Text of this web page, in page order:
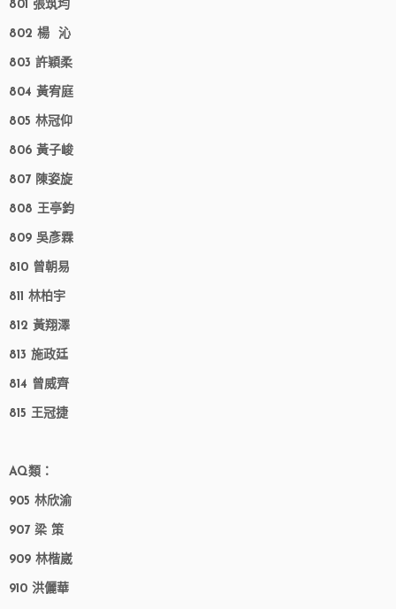
801 張筑均
802 楊 沁
803 許穎柔
804 黃宥庭
805 林冠仰
806 黃子峻
807 陳姿旋
808 王亭鈞
809 吳彥霖
810 曾朝易
811 林柏宇
812 黃翔澤
813 施政廷
814 曾威齊
815 王冠捷
AQ類：
905 林欣渝
907 梁 策
909 林楷崴
910 洪儷華